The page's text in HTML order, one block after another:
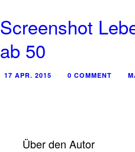
Screenshot
ab 50
17 APR. 2015 0 COMMENT
Über den Autor